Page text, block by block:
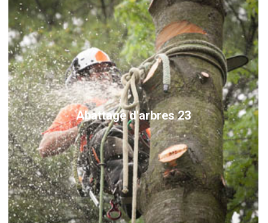
Abattage d'arbres 23